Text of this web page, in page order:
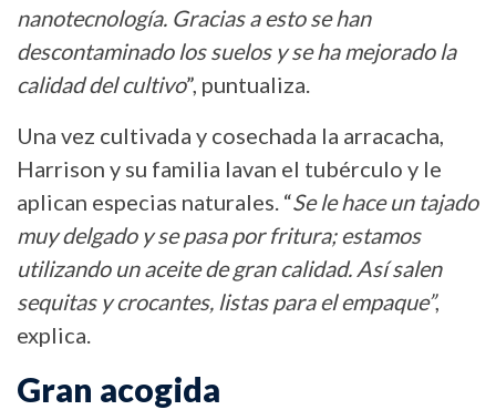
nanotecnología. Gracias a esto se han
descontaminado los suelos y se ha mejorado la
calidad del cultivo”, puntualiza.
Una vez cultivada y cosechada la arracacha,
Harrison y su familia lavan el tubérculo y le
aplican especias naturales. “Se le hace un tajado
muy delgado y se pasa por fritura; estamos
utilizando un aceite de gran calidad. Así salen
sequitas y crocantes, listas para el empaque”,
explica.
Gran acogida